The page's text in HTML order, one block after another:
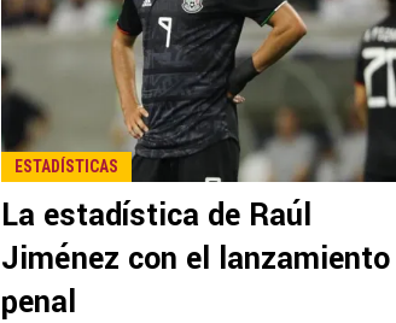
ESTADÍSTICAS
La estadística de Raúl
Jiménez con el lanzamiento
penal